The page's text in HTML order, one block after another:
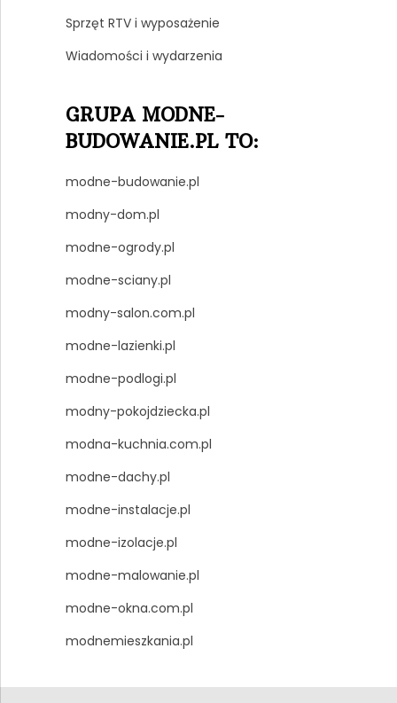
Sprzęt RTV i wyposażenie
Wiadomości i wydarzenia
GRUPA MODNE-
BUDOWANIE.PL TO:
modne-budowanie.pl
modny-dom.pl
modne-ogrody.pl
modne-sciany.pl
modny-salon.com.pl
modne-lazienki.pl
modne-podlogi.pl
modny-pokojdziecka.pl
modna-kuchnia.com.pl
modne-dachy.pl
modne-instalacje.pl
modne-izolacje.pl
modne-malowanie.pl
modne-okna.com.pl
modnemieszkania.pl